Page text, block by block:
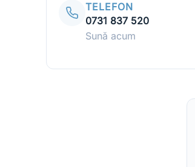
TELEFON
0731 837 520
Sună acum